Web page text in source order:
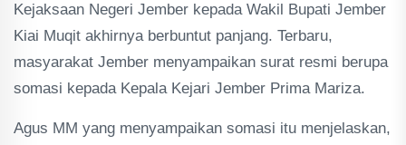
Kejaksaan Negeri Jember kepada Wakil Bupati Jember
Kiai Muqit akhirnya berbuntut panjang. Terbaru,
masyarakat Jember menyampaikan surat resmi berupa
somasi kepada Kepala Kejari Jember Prima Mariza.
Agus MM yang menyampaikan somasi itu menjelaskan,